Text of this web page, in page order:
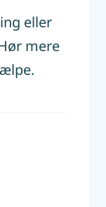
eller
mere